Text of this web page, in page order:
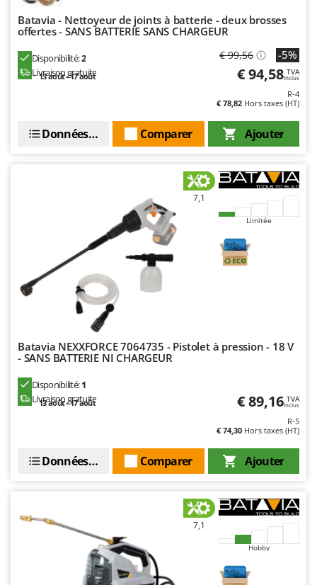
Stiga
Stocker
Sunseeker
T
Tellarini Pompe
Tre Spade
Trev - Abrek - TecnoVIR
U
Udor
Unger
Weber
Wiper EcoRobot
Batavia - Nettoyeur de joints à batterie - deux brosses
offertes - SANS BATTERIE SANS CHARGEUR
Disponibilité:2
Livraison gratuite
13 août - 17 août
€ 99,56 -5%
€ 94,58 TVA
Inclus
R-4
€ 78,82 Hors taxes (HT)
Ajouter
Comparer
Données techniques
7,1
Limitée
Batavia NEXXFORCE 7064735 - Pistolet à pression - 18 V
- SANS BATTERIE NI CHARGEUR
Disponibilité:1
Livraison gratuite
13 août - 17 août € 89,16 TVA
Inclus
R-5
€ 74,30 Hors taxes (HT)
Ajouter
Comparer
Données techniques
7,1
Hobby